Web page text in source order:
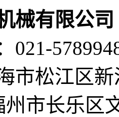
械有限公司
021-
海市松江区
市长乐区